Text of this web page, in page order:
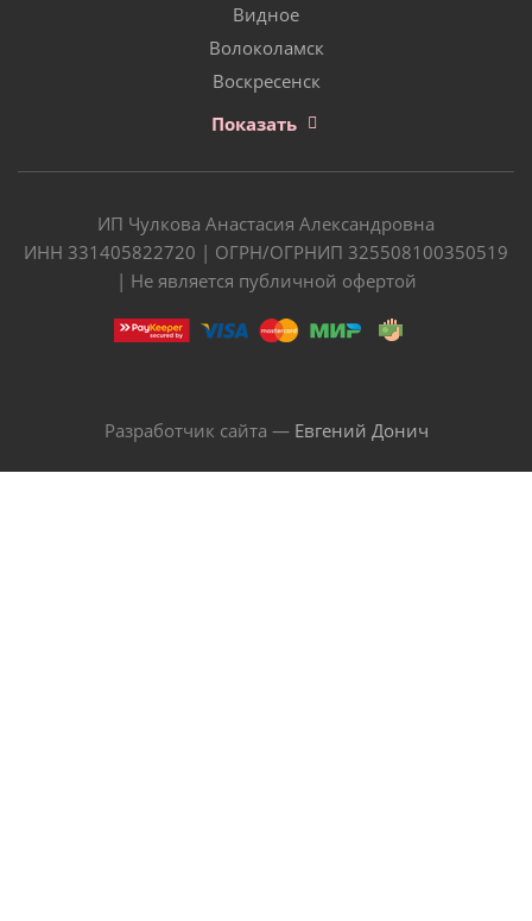
Видное
Волоколамск
Воскресенск
Показать
ИП Чулкова Анастасия Александровна
ИНН 331405822720 | ОГРН/ОГРНИП 325508100350519
| Не является публичной офертой
Разработчик сайта — Евгений Донич